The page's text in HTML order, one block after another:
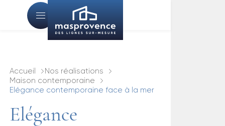
Accueil
Nos réalisations
Maison contemporaine
Elégance contemporaine face à la mer
Elégance